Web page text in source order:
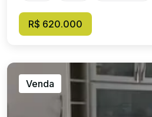
Cozinha espaçosa com copa e
Lavanderia funcional com muitos
completa, com salão de festas,
gourmet com churrasqueira, forno
mesas, piscina adulto e infantil,
crianças, portaria 24h.
morar com conforto e
R$ 620.000
Venda